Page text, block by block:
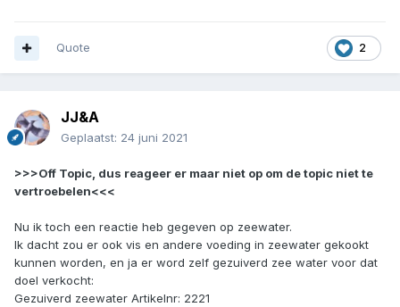
2
Quote
JJ&A
Geplaatst: 24 juni 2021
>>>Off Topic, dus reageer er maar niet op om de topic niet te
vertroebelen<<<
Nu ik toch een reactie heb gegeven op zeewater.
Ik dacht zou er ook vis en andere voeding in zeewater gekookt
kunnen worden, en ja er word zelf gezuiverd zee water voor dat
doel verkocht:
Gezuiverd zeewater Artikelnr: 2221